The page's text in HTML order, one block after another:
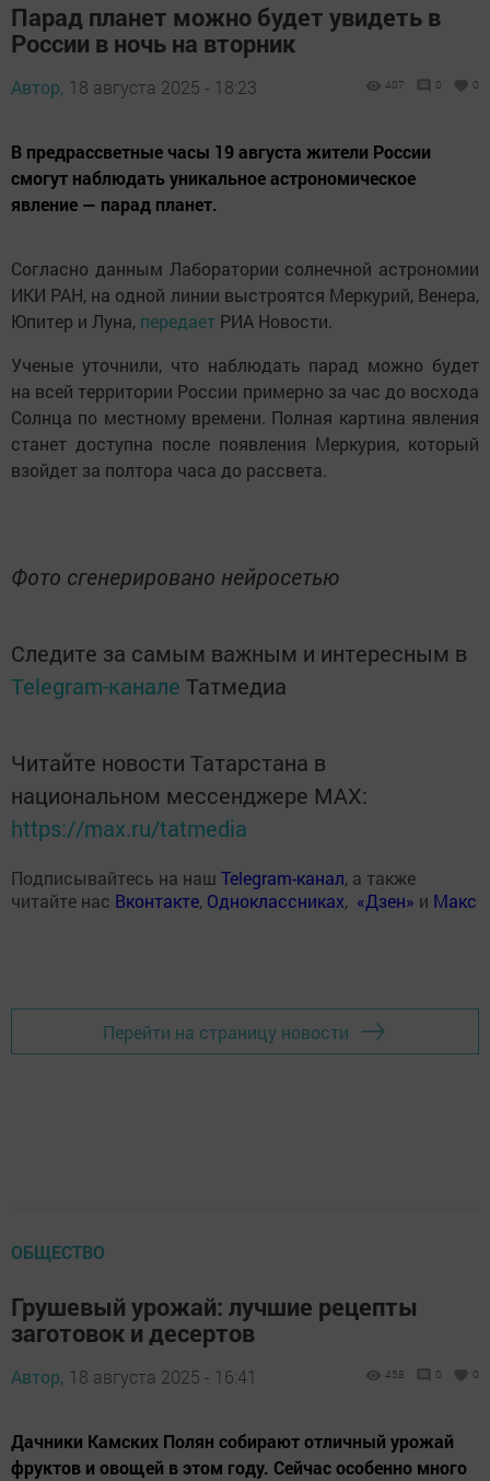
Парад планет можно будет увидеть в
России в ночь на вторник
Автор, 18 августа 2025 - 18:23 407 0 0
В предрассветные часы 19 августа жители России
смогут наблюдать уникальное астрономическое
явление — парад планет.
Согласно данным Лаборатории солнечной астрономии
ИКИ РАН, на одной линии выстроятся Меркурий, Венера,
Юпитер и Луна, передает РИА Новости.
Ученые уточнили, что наблюдать парад можно будет
на всей территории России примерно за час до восхода
Солнца по местному времени. Полная картина явления
станет доступна после появления Меркурия, который
взойдет за полтора часа до рассвета.
Фото сгенерировано нейросетью
Следите за самым важным и интересным в
Telegram-канале Татмедиа
Читайте новости Татарстана в
национальном мессенджере MАХ:
https://max.ru/tatmedia
Подписывайтесь на наш Telegram-канал, а также
читайте нас Вконтакте, Одноклассниках, «Дзен» и Макс
Перейти на страницу новости
ОБЩЕСТВО
Грушевый урожай: лучшие рецепты
заготовок и десертов
Автор, 18 августа 2025 - 16:41 458 0 0
Дачники Камских Полян собирают отличный урожай
фруктов и овощей в этом году. Сейчас особенно много